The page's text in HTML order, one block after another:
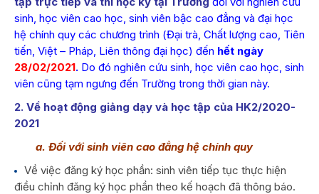
sinh, học viên cao học, sinh viên bậc cao đẳng và đại học
hệ chính quy các chương trình (Đại trà, Chất lượng cao, Tiên
tiến, Việt – Pháp, Liên thông đại học) đến hết ngày
28/02/2021. Do đó nghiên cứu sinh, học viên cao học, sinh
viên cũng tạm ngưng đến Trường trong thời gian này.
2. Về hoạt động giảng dạy và học tập của HK2/2020-
2021
a. Đối với sinh viên cao đẳng hệ chính quy
Về việc đăng ký học phần: sinh viên tiếp tục thực hiện
điều chỉnh đăng ký học phần theo kế hoạch đã thông báo.